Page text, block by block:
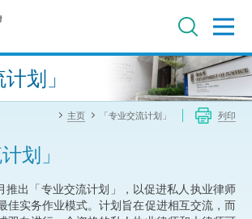
划」
主页 「专业交流计划」 列印
划」
推出「专业交流计划」，以促进私人执业律师
佳实务作业模式。计划旨在促进相互交流，而